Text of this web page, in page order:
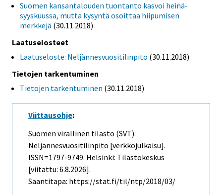
Suomen kansantalouden tuontanto kasvoi heinä-
syyskuussa, mutta kysyntä osoittaa hiipumisen
merkkejä (30.11.2018)
Laatuselosteet
Laatuseloste: Neljännesvuositilinpito (30.11.2018)
Tietojen tarkentuminen
Tietojen tarkentuminen (30.11.2018)
Viittausohje:
Suomen virallinen tilasto (SVT):
Neljännesvuositilinpito [verkkojulkaisu].
ISSN=1797-9749. Helsinki: Tilastokeskus
[viitattu: 6.8.2026].
Saantitapa: https://stat.fi/til/ntp/2018/03/